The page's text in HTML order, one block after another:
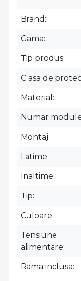
Brand
Gama
Tip produs
Clasa de
Material
Numar module
Montaj
Latime
Inaltime
Tip
Culoare
Tensiune
alimentare
Rama inclusa